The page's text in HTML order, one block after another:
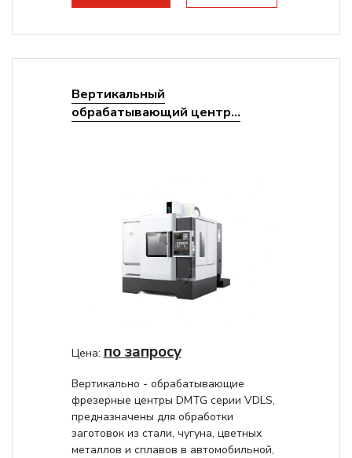
Вертикальный
обрабатывающий центр...
Цена: по запросу
Вертикально - обрабатывающие
фрезерные центры DMTG серии VDLS,
предназначены для обработки
заготовок из стали, чугуна, цветных
металлов и сплавов в автомобильной,